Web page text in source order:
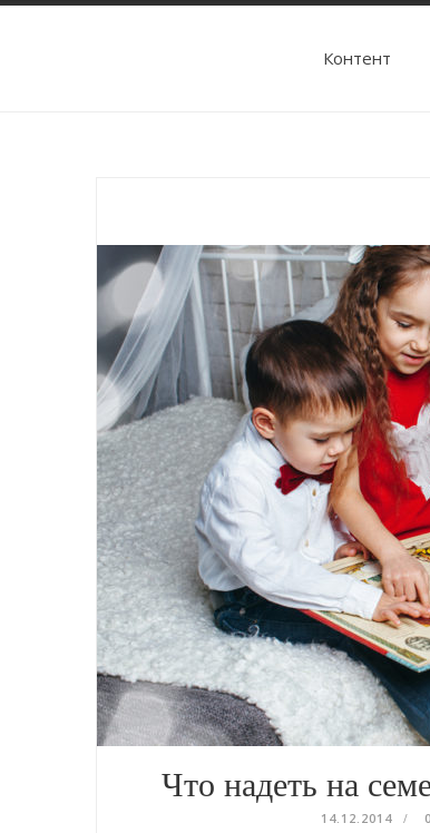
Контент
Что надеть на
14.12.2014